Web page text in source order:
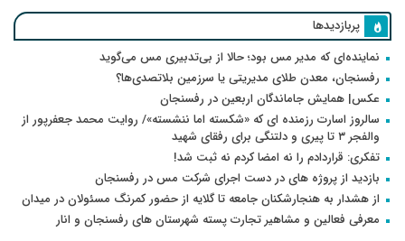
پربازدیدها
نماینده‌ای که مدیر مس بود؛ حالا از بی‌تدبیری مس می‌گوید
رفسنجان، معدن طلای مدیریتی یا سرزمین بلاتصدی‌ها؟
عکس| همایش جاماندگان اربعین در رفسنجان
سالروز اسارت رزمنده ای که «شکسته اما ننشسته»/ روایت محمد جعفرپور از
والفجر ۳ تا پیری و دلتنگی برای رفقای شهید
تفکری: قراردادم را نه امضا کردم نه ثبت شد!
بازدید از پروژه های در دست اجرای شرکت مس در رفسنجان
از هشدار به هنجارشکنان جامعه تا گلایه از حضور کمرنگ مسئولان در میدان
معرفی فعالین و مشاهیر تجارت پسته شهرستان های رفسنجان و انار